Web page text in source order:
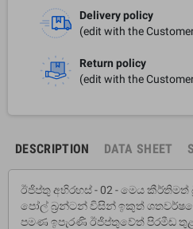
Delivery policy
(edit with the
Return policy
(edit with the
DESCRIPTION DATA SHEET
ඊජිප්තු අභිරහස් - 02 - මෙය කීර්තිමත්
පෝල් බ‍්‍රන්ටන් විසින් ඉකුත්
පමණ ඉපැරණි ඊජිප්තුවේත් පිරමීඩ